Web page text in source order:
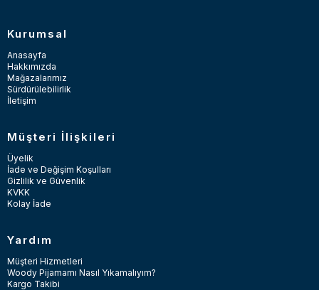
Kurumsal
Anasayfa
Hakkımızda
Mağazalarımız
Sürdürülebilirlik
İletişim
Müşteri İlişkileri
Üyelik
İade ve Değişim Koşulları
Gizlilik ve Güvenlik
KVKK
Kolay İade
Yardım
Müşteri Hizmetleri
Woody Pijamamı Nasıl Yıkamalıyım?
Kargo Takibi